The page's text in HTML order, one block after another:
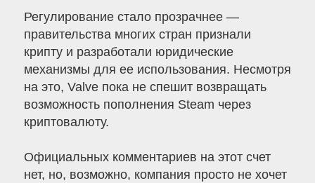
Регулирование стало прозрачнее —
правительства многих стран признали
крипту и разработали юридические
механизмы для ее использования. Несмотря
на это, Valve пока не спешит возвращать
возможность пополнения Steam через
криптовалюту.
Официальных комментариев на этот счет
нет, но, возможно, компания просто не хочет